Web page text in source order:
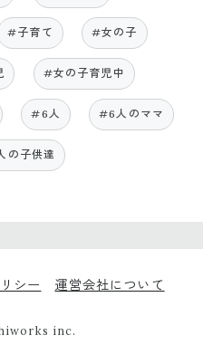
#子育て #女の子
#女の子育児中
#6人 #6人のママ
の子供達
シー 運営会社について
inc.